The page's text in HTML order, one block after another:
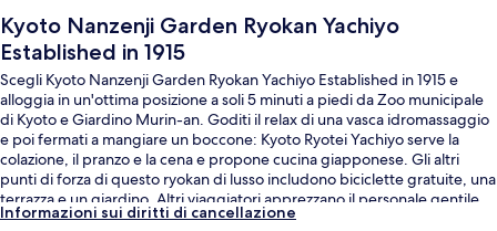
Kyoto Nanzenji Garden Ryokan Yachiyo
Established in 1915
Scegli Kyoto Nanzenji Garden Ryokan Yachiyo Established in 1915 e
alloggia in un'ottima posizione a soli 5 minuti a piedi da Zoo municipale
di Kyoto e Giardino Murin-an. Goditi il relax di una vasca idromassaggio
e poi fermati a mangiare un boccone: Kyoto Ryotei Yachiyo serve la
colazione, il pranzo e la cena e propone cucina giapponese. Gli altri
punti di forza di questo ryokan di lusso includono biciclette gratuite, una
terrazza e un giardino. Altri viaggiatori apprezzano il personale gentile
della struttura. La struttura è una comoda base per spostarsi con i mezzi
Informazioni sui diritti di cancellazione